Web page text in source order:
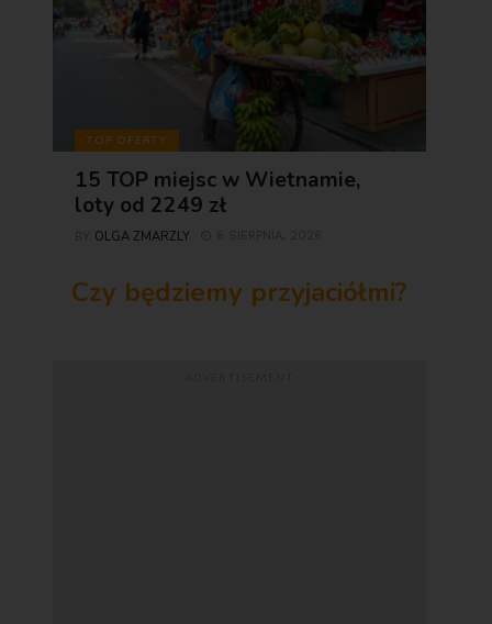
TOP OFERTY
15 TOP miejsc w Wietnamie,
loty od 2249 zł
OLGA ZMARZLY
Czy będziemy przyjaciółmi?